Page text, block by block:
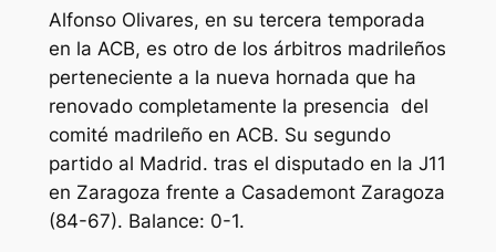
Alfonso Olivares, en su tercera temporada
en la ACB, es otro de los árbitros madrileños
perteneciente a la nueva hornada que ha
renovado completamente la presencia del
comité madrileño en ACB. Su segundo
partido al Madrid. tras el disputado en la J11
en Zaragoza frente a Casademont Zaragoza
(84-67). Balance: 0-1.